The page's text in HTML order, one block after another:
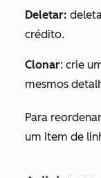
Deletar:
crédito.
Clonar: crie
mesmos
Para
um item de